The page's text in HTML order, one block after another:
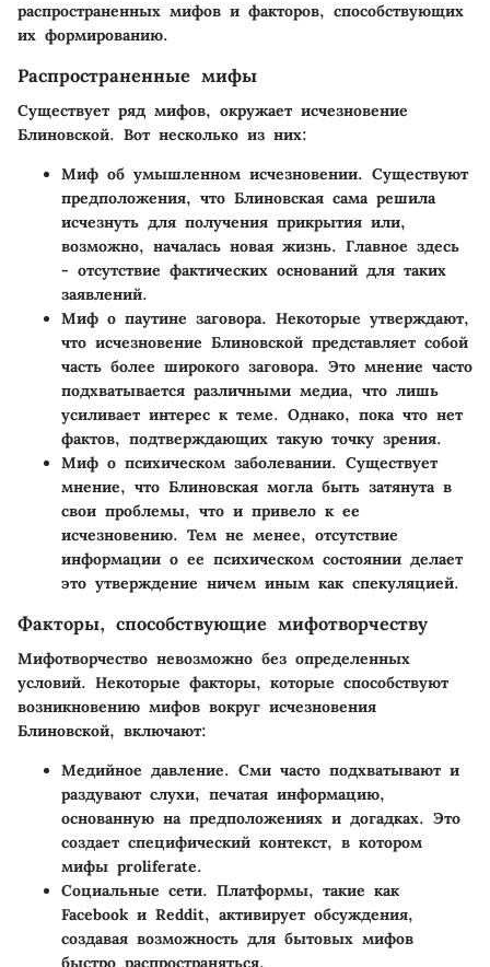
распространенных мифов и факторов, способствующих
их формированию.
Распространенные мифы
Существует ряд мифов, окружает исчезновение
Блиновской. Вот несколько из них:
Миф об умышленном исчезновении. Существуют
предположения, что Блиновская сама решила
исчезнуть для получения прикрытия или,
возможно, началась новая жизнь. Главное здесь
- отсутствие фактических оснований для таких
заявлений.
Миф о паутине заговора. Некоторые утверждают,
что исчезновение Блиновской представляет собой
часть более широкого заговора. Это мнение часто
подхватывается различными медиа, что лишь
усиливает интерес к теме. Однако, пока что нет
фактов, подтверждающих такую точку зрения.
Миф о психическом заболевании. Существует
мнение, что Блиновская могла быть затянута в
свои проблемы, что и привело к ее
исчезновению. Тем не менее, отсутствие
информации о ее психическом состоянии делает
это утверждение ничем иным как спекуляцией.
Факторы, способствующие мифотворчеству
Мифотворчество невозможно без определенных
условий. Некоторые факторы, которые способствуют
возникновению мифов вокруг исчезновения
Блиновской, включают:
Медийное давление. Сми часто подхватывают и
раздувают слухи, печатая информацию,
основанную на предположениях и догадках. Это
создает специфический контекст, в котором
мифы proliferate.
Социальные сети. Платформы, такие как
Facebook и Reddit, активирует обсуждения,
создавая возможность для бытовых мифов
быстро распространяться.